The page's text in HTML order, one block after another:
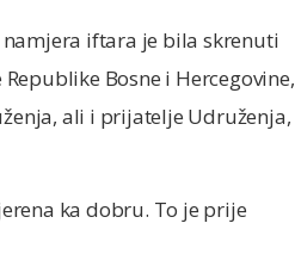
iftara je bila skrenuti
Bosne i Hercegovine,
ali i prijatelje Udruženja,
ka dobru. To je prije